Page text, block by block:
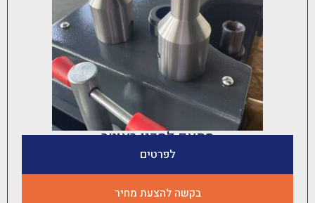
מתאם לסכין ראוטר
בקשה להצעת מחיר